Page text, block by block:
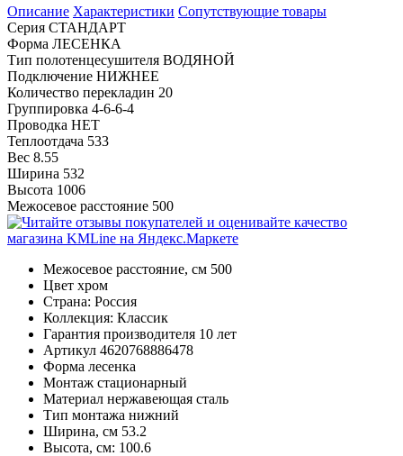
Описание Характеристики Cопутствующие товары
Серия СТАНДАРТ
Форма ЛЕСЕНКА
Тип полотенцесушителя ВОДЯНОЙ
Подключение НИЖНЕЕ
Количество перекладин 20
Группировка 4-6-6-4
Проводка НЕТ
Теплоотдача 533
Вес 8.55
Ширина 532
Высота 1006
Межосевое расстояние 500
Межосевое расстояние, см 500
Цвет хром
Страна: Россия
Коллекция: Классик
Гарантия производителя 10 лет
Артикул 4620768886478
Форма лесенка
Монтаж стационарный
Материал нержавеющая сталь
Тип монтажа нижний
Ширина, см 53.2
Высота, см: 100.6